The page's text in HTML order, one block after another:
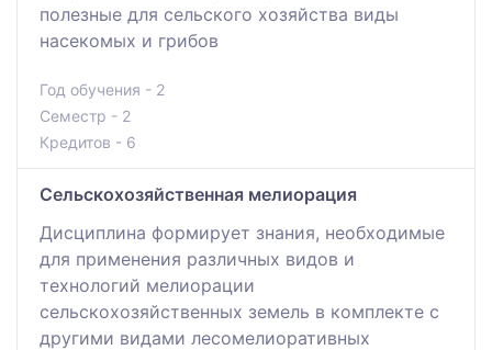
полезные для сельского хозяйства виды
насекомых и грибов
Год обучения - 2
Семестр - 2
Кредитов - 6
Сельскохозяйственная мелиорация
Дисциплина формирует знания, необходимые
для применения различных видов и
технологий мелиорации
сельскохозяйственных земель в комплекте с
другими видами лесомелиоративных